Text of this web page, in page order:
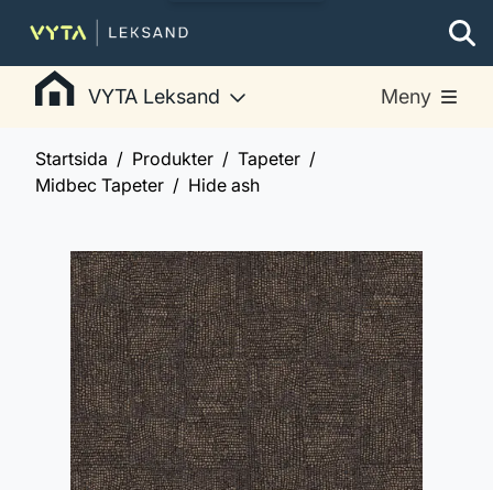
VYTA Leksand Meny
Startsida Produkter
Tapeter
Midbec Tapeter
Hide ash